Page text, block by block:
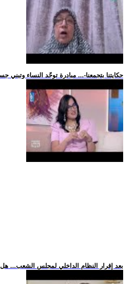
.. -حكايتنا بتجمعنا-... مبادرة توحّد النساء وتبني
.. بعد إقرار النظام الداخلي لمجلس الشعب... هل